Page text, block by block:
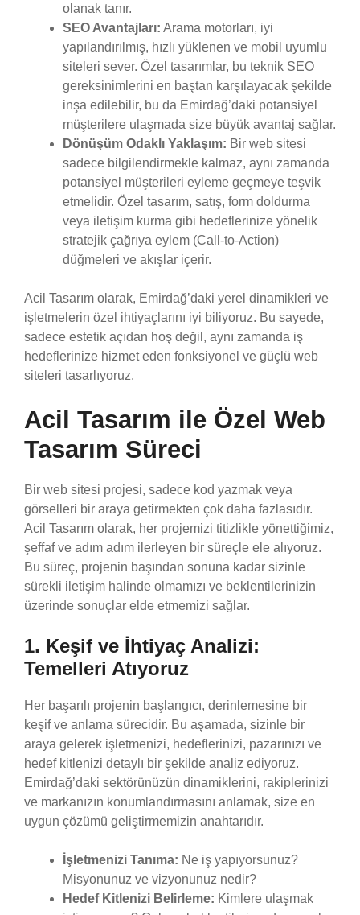
olanak tanır.
SEO Avantajları: Arama motorları, iyi
yapılandırılmış, hızlı yüklenen ve mobil uyumlu
siteleri sever. Özel tasarımlar, bu teknik SEO
gereksinimlerini en baştan karşılayacak şekilde
inşa edilebilir, bu da Emirdağ’daki potansiyel
müşterilere ulaşmada size büyük avantaj sağlar.
Dönüşüm Odaklı Yaklaşım: Bir web sitesi
sadece bilgilendirmekle kalmaz, aynı zamanda
potansiyel müşterileri eyleme geçmeye teşvik
etmelidir. Özel tasarım, satış, form doldurma
veya iletişim kurma gibi hedeflerinize yönelik
stratejik çağrıya eylem (Call-to-Action)
düğmeleri ve akışlar içerir.
Acil Tasarım olarak, Emirdağ’daki yerel dinamikleri ve
işletmelerin özel ihtiyaçlarını iyi biliyoruz. Bu sayede,
sadece estetik açıdan hoş değil, aynı zamanda iş
hedeflerinize hizmet eden fonksiyonel ve güçlü web
siteleri tasarlıyoruz.
Acil Tasarım ile Özel Web
Tasarım Süreci
Bir web sitesi projesi, sadece kod yazmak veya
görselleri bir araya getirmekten çok daha fazlasıdır.
Acil Tasarım olarak, her projemizi titizlikle yönettiğimiz,
şeffaf ve adım adım ilerleyen bir süreçle ele alıyoruz.
Bu süreç, projenin başından sonuna kadar sizinle
sürekli iletişim halinde olmamızı ve beklentilerinizin
üzerinde sonuçlar elde etmemizi sağlar.
1. Keşif ve İhtiyaç Analizi:
Temelleri Atıyoruz
Her başarılı projenin başlangıcı, derinlemesine bir
keşif ve anlama sürecidir. Bu aşamada, sizinle bir
araya gelerek işletmenizi, hedeflerinizi, pazarınızı ve
hedef kitlenizi detaylı bir şekilde analiz ediyoruz.
Emirdağ’daki sektörünüzün dinamiklerini, rakiplerinizi
ve markanızın konumlandırmasını anlamak, size en
uygun çözümü geliştirmemizin anahtarıdır.
İşletmenizi Tanıma: Ne iş yapıyorsunuz?
Misyonunuz ve vizyonunuz nedir?
Hedef Kitlenizi Belirleme: Kimlere ulaşmak